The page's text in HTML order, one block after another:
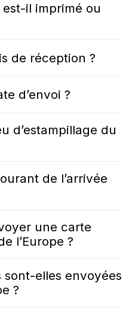
il imprimé ou
de réception ?
d’envoi ?
d’estampillage du
de l’arrivée
une carte
l’Europe ?
sont-elles envoyées
?